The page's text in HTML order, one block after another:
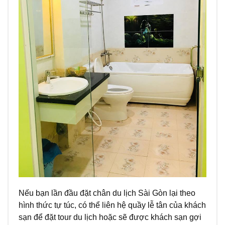
Nếu bạn lần đầu đặt chân du lịch Sài Gòn lại theo
hình thức tự túc, có thể liên hệ quầy lễ tân của khách
sạn để đặt tour du lịch hoặc sẽ được khách sạn gợi